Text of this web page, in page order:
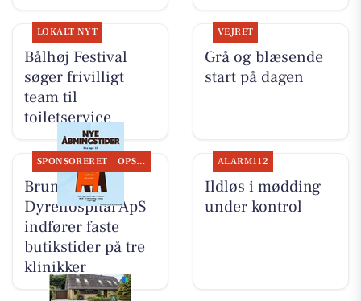
LOKALT NYT
Bålhøj Festival
søger frivilligt
team til
toiletservice
VEJRET
Grå og blæsende
start på dagen
SPONSORERET OPSLAGSTAVLEN
Brunder
Dyrehospital ApS
indfører faste
butikstider på tre
klinikker
ALARM112
Ildløs i mødding
under kontrol